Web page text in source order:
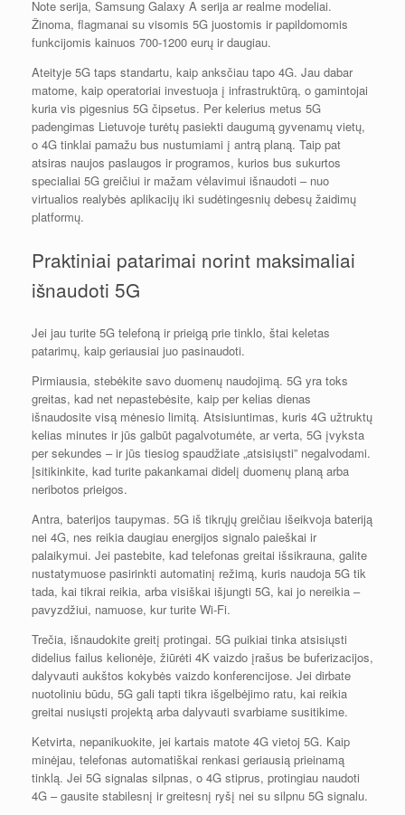
Note serija, Samsung Galaxy A serija ar realme modeliai.
Žinoma, flagmanai su visomis 5G juostomis ir papildomomis
funkcijomis kainuos 700-1200 eurų ir daugiau.
Ateityje 5G taps standartu, kaip anksčiau tapo 4G. Jau dabar
matome, kaip operatoriai investuoja į infrastruktūrą, o gamintojai
kuria vis pigesnius 5G čipsetus. Per kelerius metus 5G
padengimas Lietuvoje turėtų pasiekti daugumą gyvenamų vietų,
o 4G tinklai pamažu bus nustumiami į antrą planą. Taip pat
atsiras naujos paslaugos ir programos, kurios bus sukurtos
specialiai 5G greičiui ir mažam vėlavimui išnaudoti – nuo
virtualios realybės aplikacijų iki sudėtingesnių debesų žaidimų
platformų.
Praktiniai patarimai norint maksimaliai
išnaudoti 5G
Jei jau turite 5G telefoną ir prieigą prie tinklo, štai keletas
patarimų, kaip geriausiai juo pasinaudoti.
Pirmiausia, stebėkite savo duomenų naudojimą. 5G yra toks
greitas, kad net nepastebėsite, kaip per kelias dienas
išnaudosite visą mėnesio limitą. Atsisiuntimas, kuris 4G užtruktų
kelias minutes ir jūs galbūt pagalvotumėte, ar verta, 5G įvyksta
per sekundes – ir jūs tiesiog spaudžiate „atsisiųsti” negalvodami.
Įsitikinkite, kad turite pakankamai didelį duomenų planą arba
neribotos prieigos.
Antra, baterijos taupymas. 5G iš tikrųjų greičiau išeikvoja bateriją
nei 4G, nes reikia daugiau energijos signalo paieškai ir
palaikymui. Jei pastebite, kad telefonas greitai išsikrauna, galite
nustatymuose pasirinkti automatinį režimą, kuris naudoja 5G tik
tada, kai tikrai reikia, arba visiškai išjungti 5G, kai jo nereikia –
pavyzdžiui, namuose, kur turite Wi-Fi.
Trečia, išnaudokite greitį protingai. 5G puikiai tinka atsisiųsti
didelius failus kelionėje, žiūrėti 4K vaizdo įrašus be buferizacijos,
dalyvauti aukštos kokybės vaizdo konferencijose. Jei dirbate
nuotoliniu būdu, 5G gali tapti tikra išgelbėjimo ratu, kai reikia
greitai nusiųsti projektą arba dalyvauti svarbiame susitikime.
Ketvirta, nepanikuokite, jei kartais matote 4G vietoj 5G. Kaip
minėjau, telefonas automatiškai renkasi geriausią prieinamą
tinklą. Jei 5G signalas silpnas, o 4G stiprus, protingiau naudoti
4G – gausite stabilesnį ir greitesnį ryšį nei su silpnu 5G signalu.